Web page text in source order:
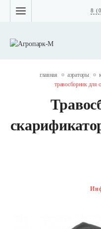
8
главная аэраторы
травосборник для